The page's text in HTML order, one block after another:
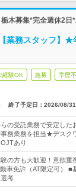
木募集*完全週休2
業務スタッフ】★
経験OK 急募 学歴
終了予定日： 2026/08/31
らの受託業務で安定し
務業務を担当★デスク
あり
験の方も大歓迎！意欲
車免許（AT限定可）
考